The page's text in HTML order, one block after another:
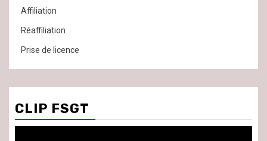
Affiliation
Réaffiliation
Prise de licence
CLIP FSGT